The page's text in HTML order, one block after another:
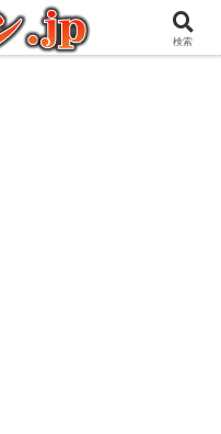
の愉快な日々を綴るブログ
検索